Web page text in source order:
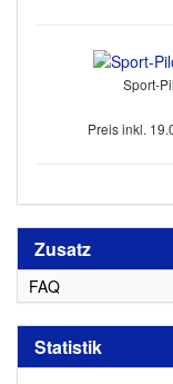
Sport-
Preis inkl.
Zusatz
FAQ
Statistik